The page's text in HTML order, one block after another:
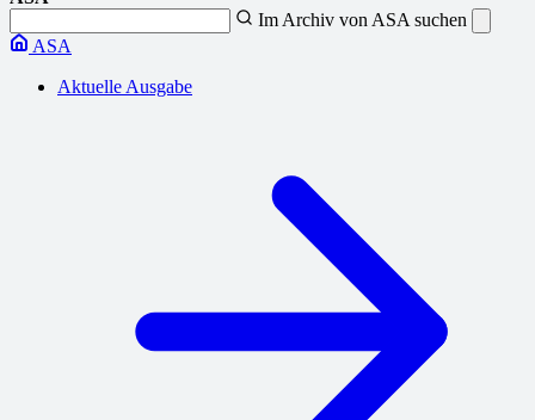
Im Archiv von ASA suchen
ASA
Aktuelle Ausgabe